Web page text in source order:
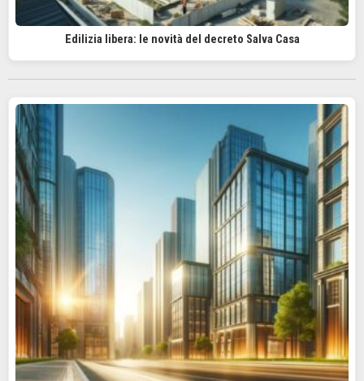
Edilizia libera: le novità del decreto Salva Casa